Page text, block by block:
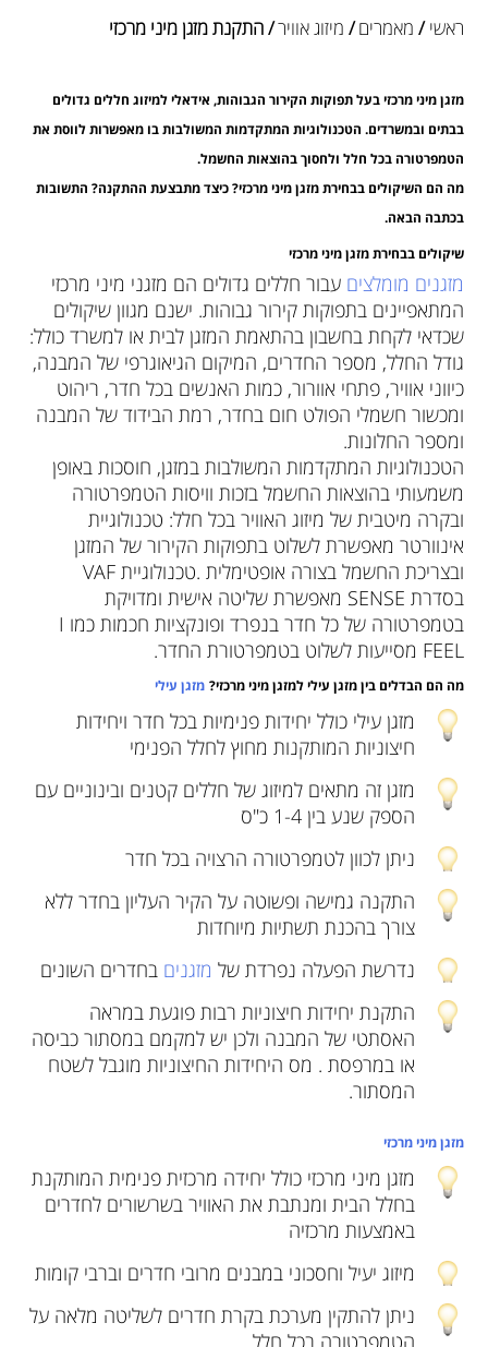
ראשי / מאמרים/ מיזוג אוויר/ התקנת מזגן מיני מרכזי
מזגן מיני מרכזי בעל תפוקות הקירור הגבוהות, אידאלי למיזוג חללים גדולים
בבתים ובמשרדים. הטכנולוגיות המתקדמות המשולבות בו מאפשרות לווסת את
הטמפרטורה בכל חלל ולחסוך בהוצאות החשמל.
מה הם השיקולים בבחירת מזגן מיני מרכזי? כיצד מתבצעת ההתקנה? התשובות
בכתבה הבאה.
שיקולים בבחירת מזגן מיני מרכזי
מזגנים מומלצים עבור חללים גדולים הם מזגני מיני מרכזי
המתאפיינים בתפוקות קירור גבוהות. ישנם מגוון שיקולים
שכדאי לקחת בחשבון בהתאמת המזגן לבית או למשרד כולל:
גודל החלל, מספר החדרים, המיקום הגיאוגרפי של המבנה,
כיווני אוויר, פתחי אוורור, כמות האנשים בכל חדר, ריהוט
ומכשור חשמלי הפולט חום בחדר, רמת הבידוד של המבנה
ומספר החלונות.
הטכנולוגיות המתקדמות המשולבות במזגן, חוסכות באופן
משמעותי בהוצאות החשמל בזכות וויסות הטמפרטורה
ובקרה מיטבית של מיזוג האוויר בכל חלל: טכנולוגיית
אינוורטר מאפשרת לשלוט בתפוקות הקירור של המזגן
ובצריכת החשמל בצורה אופטימלית .טכנולוגיית VAF
בסדרת SENSE מאפשרת שליטה אישית ומדויקת
בטמפרטורה של כל חדר בנפרד ופונקציות חכמות כמו I
FEEL מסייעות לשלוט בטמפרטורת החדר.
מה הם הבדלים בין מזגן עילי למזגן מיני מרכזי? מזגן עילי
מזגן עילי כולל יחידות פנימיות בכל חדר ויחידות
חיצוניות המותקנות מחוץ לחלל הפנימי
מזגן זה מתאים למיזוג של חללים קטנים ובינוניים עם
הספק שנע בין 1-4 כ"ס
ניתן לכוון לטמפרטורה הרצויה בכל חדר
התקנה גמישה ופשוטה על הקיר העליון בחדר ללא
צורך בהכנת תשתיות מיוחדות
נדרשת הפעלה נפרדת של מזגנים בחדרים השונים
התקנת יחידות חיצוניות רבות פוגעת במראה
האסתטי של המבנה ולכן יש למקמם במסתור כביסה
או במרפסת . מס היחידות החיצוניות מוגבל לשטח
המסתור.
מזגן מיני מרכזי
מזגן מיני מרכזי כולל יחידה מרכזית פנימית המותקנת
בחלל הבית ומנתבת את האוויר בשרשורים לחדרים
באמצעות מרכזיה
מיזוג יעיל וחסכוני במבנים מרובי חדרים וברבי קומות
ניתן להתקין מערכת בקרת חדרים לשליטה מלאה על
הטמפרטורה בכל חלל